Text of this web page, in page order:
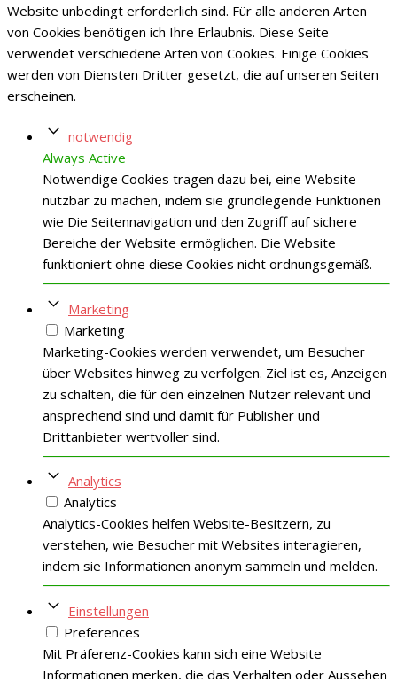
Website unbedingt erforderlich sind. Für alle anderen Arten
von Cookies benötigen ich Ihre Erlaubnis. Diese Seite
verwendet verschiedene Arten von Cookies. Einige Cookies
werden von Diensten Dritter gesetzt, die auf unseren Seiten
erscheinen.
notwendig
Always Active
Notwendige Cookies tragen dazu bei, eine Website
nutzbar zu machen, indem sie grundlegende Funktionen
wie Die Seitennavigation und den Zugriff auf sichere
Bereiche der Website ermöglichen. Die Website
funktioniert ohne diese Cookies nicht ordnungsgemäß.
Marketing
Marketing
Marketing-Cookies werden verwendet, um Besucher
über Websites hinweg zu verfolgen. Ziel ist es, Anzeigen
zu schalten, die für den einzelnen Nutzer relevant und
ansprechend sind und damit für Publisher und
Drittanbieter wertvoller sind.
Analytics
Analytics
Analytics-Cookies helfen Website-Besitzern, zu
verstehen, wie Besucher mit Websites interagieren,
indem sie Informationen anonym sammeln und melden.
Einstellungen
Preferences
Mit Präferenz-Cookies kann sich eine Website
Informationen merken, die das Verhalten oder Aussehen